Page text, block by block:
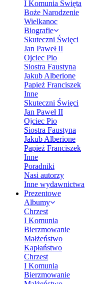
I Komunia Święta
Boże Narodzenie
Wielkanoc
Biografie
Skuteczni Święci
Jan Paweł II
Ojciec Pio
Siostra Faustyna
Jakub Alberione
Papież Franciszek
Inne
Skuteczni Święci
Jan Paweł II
Ojciec Pio
Siostra Faustyna
Jakub Alberione
Papież Franciszek
Inne
Poradniki
Nasi autorzy
Inne wydawnictwa
Prezentowe
Albumy
Chrzest
I Komunia
Bierzmowanie
Małżeństwo
Kapłaństwo
Chrzest
I Komunia
Bierzmowanie